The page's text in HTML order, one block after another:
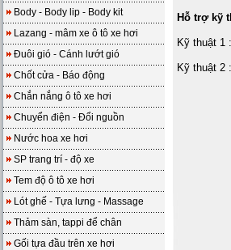
Body - Body lip - Body kit
Lazang - mâm xe ô tô xe hơi
Đuôi gió - Cánh lướt gió
Chốt cửa - Báo động
Chắn nắng ô tô xe hơi
Chuyển điện - Đổi nguồn
Nước hoa xe hơi
SP trang trí - độ xe
Tem độ ô tô xe hơi
Lót ghế - Tựa lưng - Massage
Thảm sàn, tappi để chân
Gối tựa đầu trên xe hơi
Hỗ trợ kỹ
Kỹ thuật 1 :
Kỹ thuật 2 :